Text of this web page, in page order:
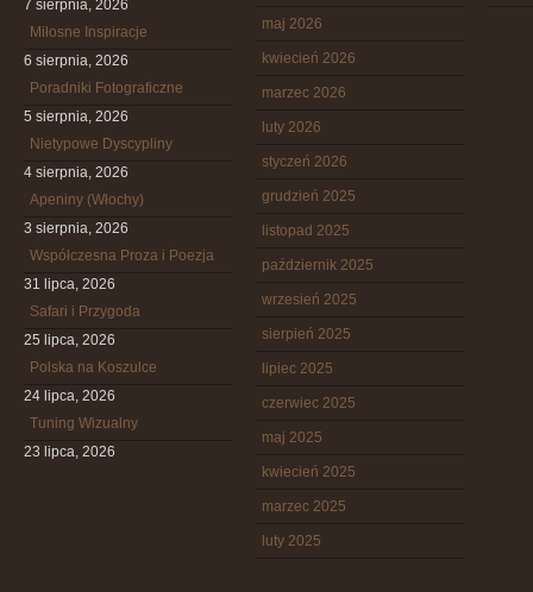
7 sierpnia, 2026
Miłosne Inspiracje
6 sierpnia, 2026
Poradniki Fotograficzne
5 sierpnia, 2026
Nietypowe Dyscypliny
4 sierpnia, 2026
Apeniny (Włochy)
3 sierpnia, 2026
Współczesna Proza i Poezja
31 lipca, 2026
Safari i Przygoda
25 lipca, 2026
Polska na Koszulce
24 lipca, 2026
Tuning Wizualny
23 lipca, 2026
maj 2026
kwiecień 2026
marzec 2026
luty 2026
styczeń 2026
grudzień 2025
listopad 2025
październik 2025
wrzesień 2025
sierpień 2025
lipiec 2025
czerwiec 2025
maj 2025
kwiecień 2025
marzec 2025
luty 2025